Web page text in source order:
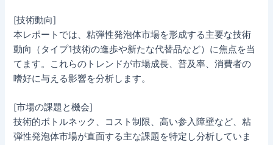
[技術動向]
本レポートでは、粘弾性発泡体市場を形成する主要な技術
動向（タイプ1技術の進歩や新たな代替品など）に焦点を当
てます。これらのトレンドが市場成長、普及率、消費者の
嗜好に与える影響を分析します。
[市場の課題と機会]
技術的ボトルネック、コスト制限、高い参入障壁など、粘
弾性発泡体市場が直面する主な課題を特定し分析していま